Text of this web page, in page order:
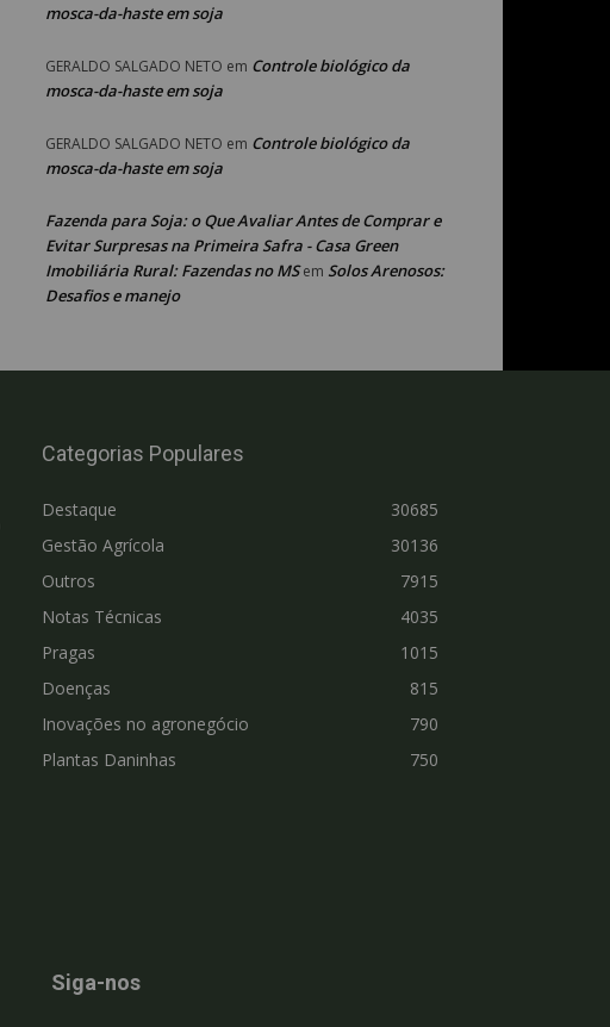
mosca-da-haste em soja
GERALDO SALGADO NETO em Controle biológico da
mosca-da-haste em soja
GERALDO SALGADO NETO em Controle biológico da
mosca-da-haste em soja
Fazenda para Soja: o Que Avaliar Antes de Comprar e
Evitar Surpresas na Primeira Safra - Casa Green
Imobiliária Rural: Fazendas no MSem Solos Arenosos:
Desafios e manejo
Categorias Populares
Destaque
30685
Gestão Agrícola
30136
Outros
7915
Notas Técnicas
4035
Pragas
1015
Doenças
815
Inovações no agronegócio
790
Plantas Daninhas
750
Siga-nos